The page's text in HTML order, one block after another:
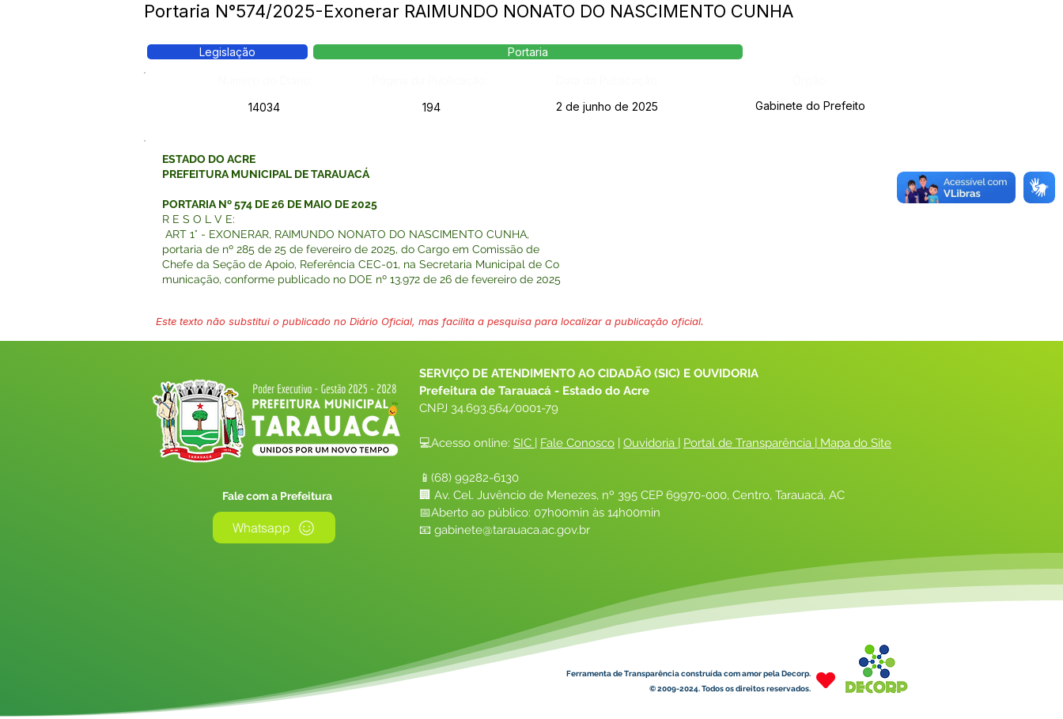
Portaria N°574/2025-Exonerar RAIMUNDO NONATO DO NASCIMENTO CUNHA
Legislação Portaria
14034
194 2 de junho de 2025 Gabinete do Prefeito
ESTADO DO ACRE
PREFEITURA MUNICIPAL DE TARAUACÁ
PORTARIA Nº 574 DE 26 DE MAIO DE 2025
R E S O L V E:
ART 1° - EXONERAR, RAIMUNDO NONATO DO NASCIMENTO CUNHA,
portaria de nº 285 de 25 de fevereiro de 2025, do Cargo em Comissão de
Chefe da Seção de Apoio, Referência CEC-01, na Secretaria Municipal de Co
municação, conforme publicado no DOE nº 13.972 de 26 de fevereiro de 2025
Este texto não substitui o publicado no Diário Oficial, mas facilita a pesquisa para localizar a publicação oficial.
Fale com a Prefeitura
Whatsapp
SERVIÇO DE ATENDIMENTO AO CIDADÃO (SIC) E OUVIDORIA
Prefeitura de Tarauacá - Estado do Acre
CNPJ 34.693.564/0001-79
💻Acesso online: SIC | Fale Conosco | Ouvidoria | Portal de Transparência | Mapa do Site
📱(68) 99282-6130
🏢 Av. Cel. Juvêncio de Menezes, nº 395 CEP 69970-000, Centro, Tarauacá, AC
📅Aberto ao público: 07h00min às 14h00min
📧 gabinete@tarauaca.ac.gov.br
Ferramenta de Transparência construída com amor pela Decorp.
© 2009-2024. Todos os direitos reservados.